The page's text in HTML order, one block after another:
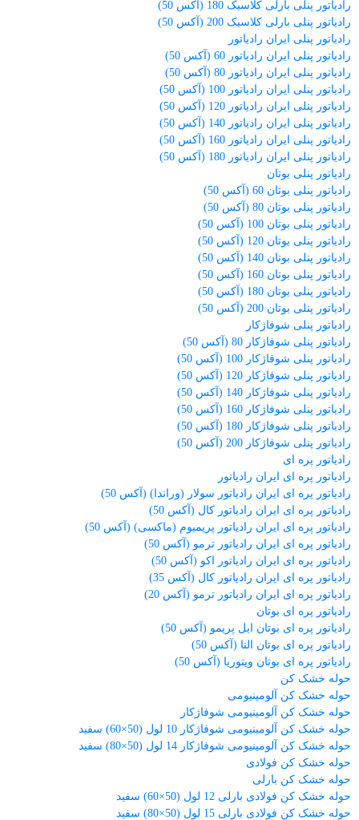
رادیاتور پنلی بارلی کلاسیک 180 (آکس 50)
رادیاتور پنلی بارلی کلاسیک 200 (آکس 50)
رادیاتور پنلی ایران رادیاتور
رادیاتور پنلی ایران رادیاتور 60 (آکس 50)
رادیاتور پنلی ایران رادیاتور 80 (آکس 50)
رادیاتور پنلی ایران رادیاتور 100 (آکس 50)
رادیاتور پنلی ایران رادیاتور 120 (آکس 50)
رادیاتور پنلی ایران رادیاتور 140 (آکس 50)
رادیاتور پنلی ایران رادیاتور 160 (آکس 50)
رادیاتور پنلی ایران رادیاتور 180 (آکس 50)
رادیاتور پنلی بوتان
رادیاتور پنلی بوتان 60 (آکس 50)
رادیاتور پنلی بوتان 80 (آکس 50)
رادیاتور پنلی بوتان 100 (آکس 50)
رادیاتور پنلی بوتان 120 (آکس 50)
رادیاتور پنلی بوتان 140 (آکس 50)
رادیاتور پنلی بوتان 160 (آکس 50)
رادیاتور پنلی بوتان 180 (آکس 50)
رادیاتور پنلی بوتان 200 (آکس 50)
رادیاتور پنلی شوفاژکار
رادیاتور پنلی شوفاژکار 80 (آکس 50)
رادیاتور پنلی شوفاژکار 100 (آکس 50)
رادیاتور پنلی شوفاژکار 120 (آکس 50)
رادیاتور پنلی شوفاژکار 140 (آکس 50)
رادیاتور پنلی شوفاژکار 160 (آکس 50)
رادیاتور پنلی شوفاژکار 180 (آکس 50)
رادیاتور پنلی شوفاژکار 200 (آکس 50)
رادیاتور پره ای
رادیاتور پره ای ایران رادیاتور
رادیاتور پره ای ایران رادیاتور سولار (وراندا) (آکس 50)
رادیاتور پره ای ایران رادیاتور کال (آکس 50)
رادیاتور پره ای ایران رادیاتور پریمیوم (ماکسی) (آکس 50)
رادیاتور پره ای ایران رادیاتور ترمو (آکس 50)
رادیاتور پره ای ایران رادیاتور اکو (آکس 50)
رادیاتور پره ای ایران رادیاتور کال (آکس 35)
رادیاتور پره ای ایران رادیاتور ترمو (آکس 20)
رادیاتور پره ای بوتان
رادیاتور پره ای بوتان ایل پریمو (آکس 50)
رادیاتور پره ای بوتان النا (آکس 50)
رادیاتور پره ای بوتان ویتوریا (آکس 50)
حوله خشک کن
حوله خشک کن آلومینیومی
حوله خشک کن آلومینیومی شوفاژکار
حوله خشک کن آلومینیومی شوفاژکار 10 لول (50×60) سفید
حوله خشک کن آلومینیومی شوفاژکار 14 لول (50×80) سفید
حوله خشک کن فولادی
حوله خشک کن بارلی
حوله خشک کن فولادی بارلی 12 لول (50×60) سفید
حوله خشک کن فولادی بارلی 15 لول (50×80) سفید